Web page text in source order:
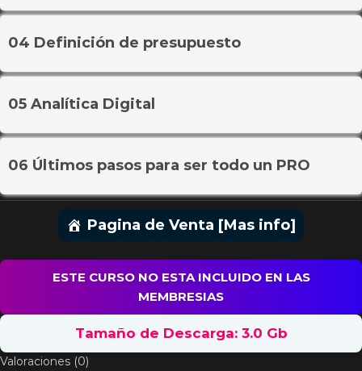
04 Definición de presupuesto
05 Analítica Digital
06 Últimos pasos para ser todo un PRO
Pagina de Venta [Mas info]
ESTE CURSO NO ESTA INCLUIDO EN LAS
MEMBRESIAS
Tamaño de Descarga: 3.0 Gb
Valoraciones (0)